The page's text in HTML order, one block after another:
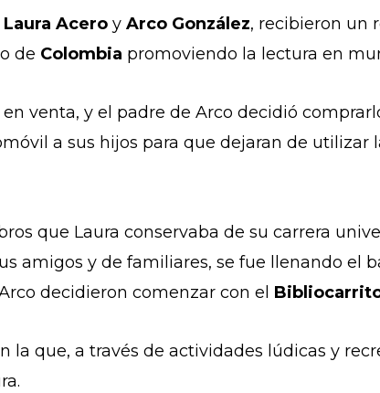
Laura Acero y Arco González, recibieron un
de Colombia promoviendo la lectura en
venta, y el padre de Arco decidió
a sus hijos para que dejaran de utilizar
que Laura conservaba de su carrera
amigos y de familiares, se fue llenando el
decidieron comenzar con el
la que, a través de actividades lúdicas y